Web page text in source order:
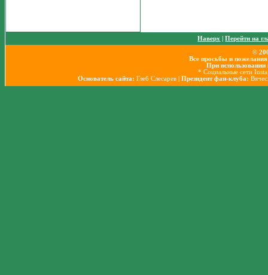
Наверх |Перейти на
©
Все просьбы и
При использовании
* Социальные сети
Основатель сайта: Глеб Слесарев | Президент фан-клуба: